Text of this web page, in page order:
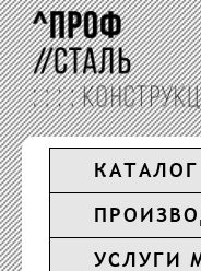
УСЛУГИ